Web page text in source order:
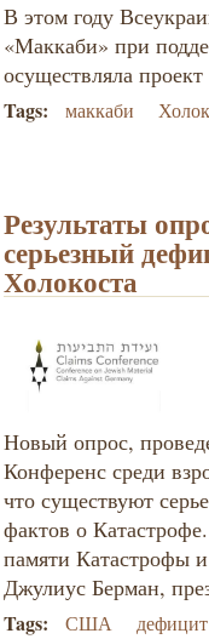
В этом году
«Маккаби» при
осуществляла
Tags: маккаби
Результаты
серьезный
Холокоста
Новый опрос,
Конференс среди
что существуют
фактов о
памяти Катастрофы
Джулиус Берман,
Tags: США